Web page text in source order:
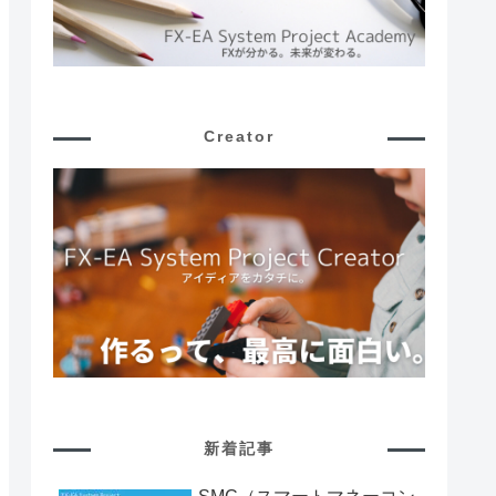
Creator
新着記事